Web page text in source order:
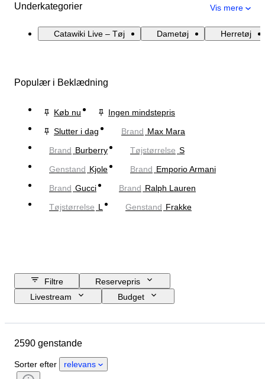
Underkategorier Vis mere
Catawiki Live – Tøj Dametøj Herretøj
Populær i Beklædning
Køb nu
Ingen mindstepris
Slutter i dag
Brand Max Mara
Brand Burberry Tøjstørrelse S
Genstand Kjole Brand Emporio Armani
Brand Gucci Brand Ralph Lauren
Tøjstørrelse L Genstand Frakke
Filtre
Reservepris
Livestream
Budget
Materiale
Stil
Tøjstørrelse
2590 genstande
Sorter efter relevans